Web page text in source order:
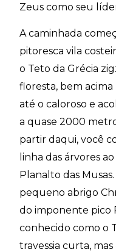
Zeus como seu
A caminhada
pitoresca vila
o Teto da Grécia
floresta, bem
até o caloroso e
a quase 2000
partir daqui, você
linha das árvores
Planalto das
pequeno abrigo
do imponente pico
conhecido como o
travessia curta,